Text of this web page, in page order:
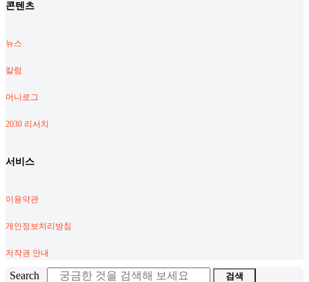
콘텐츠
뉴스
칼럼
머니로그
2030 리서치
서비스
이용약관
개인정보처리방침
저작권 안내
Search 검색